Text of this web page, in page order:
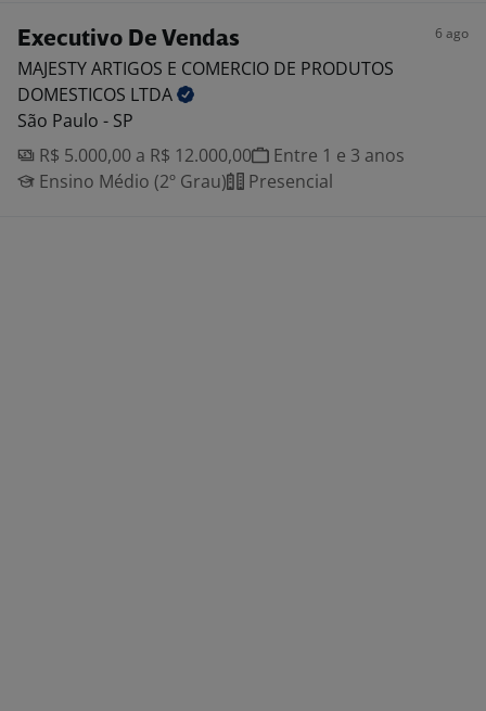
Executivo De Vendas 6 ago
MAJESTY ARTIGOS E COMERCIO DE PRODUTOS
DOMESTICOS LTDA
São Paulo - SP
R$ 5.000,00 a R$ 12.000,00
Entre 1 e 3 anos
Ensino Médio (2º Grau)
Presencial